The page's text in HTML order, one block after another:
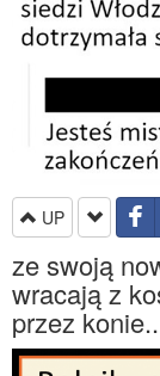
UP
ze swoją
wracają z
przez